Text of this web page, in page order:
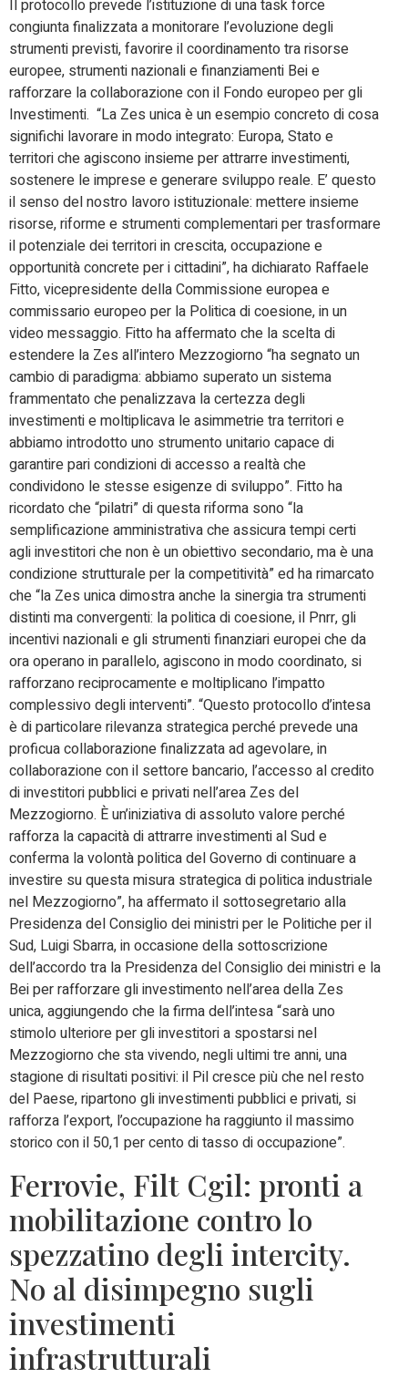
Il protocollo prevede l’istituzione di una task force
congiunta finalizzata a monitorare l’evoluzione degli
strumenti previsti, favorire il coordinamento tra risorse
europee, strumenti nazionali e finanziamenti Bei e
rafforzare la collaborazione con il Fondo europeo per gli
Investimenti. “La Zes unica è un esempio concreto di cosa
significhi lavorare in modo integrato: Europa, Stato e
territori che agiscono insieme per attrarre investimenti,
sostenere le imprese e generare sviluppo reale. E’ questo
il senso del nostro lavoro istituzionale: mettere insieme
risorse, riforme e strumenti complementari per trasformare
il potenziale dei territori in crescita, occupazione e
opportunità concrete per i cittadini”, ha dichiarato Raffaele
Fitto, vicepresidente della Commissione europea e
commissario europeo per la Politica di coesione, in un
video messaggio. Fitto ha affermato che la scelta di
estendere la Zes all’intero Mezzogiorno “ha segnato un
cambio di paradigma: abbiamo superato un sistema
frammentato che penalizzava la certezza degli
investimenti e moltiplicava le asimmetrie tra territori e
abbiamo introdotto uno strumento unitario capace di
garantire pari condizioni di accesso a realtà che
condividono le stesse esigenze di sviluppo”. Fitto ha
ricordato che “pilatri” di questa riforma sono “la
semplificazione amministrativa che assicura tempi certi
agli investitori che non è un obiettivo secondario, ma è una
condizione strutturale per la competitività” ed ha rimarcato
che “la Zes unica dimostra anche la sinergia tra strumenti
distinti ma convergenti: la politica di coesione, il Pnrr, gli
incentivi nazionali e gli strumenti finanziari europei che da
ora operano in parallelo, agiscono in modo coordinato, si
rafforzano reciprocamente e moltiplicano l’impatto
complessivo degli interventi”. “Questo protocollo d’intesa
è di particolare rilevanza strategica perché prevede una
proficua collaborazione finalizzata ad agevolare, in
collaborazione con il settore bancario, l’accesso al credito
di investitori pubblici e privati nell’area Zes del
Mezzogiorno. È un’iniziativa di assoluto valore perché
rafforza la capacità di attrarre investimenti al Sud e
conferma la volontà politica del Governo di continuare a
investire su questa misura strategica di politica industriale
nel Mezzogiorno”, ha affermato il sottosegretario alla
Presidenza del Consiglio dei ministri per le Politiche per il
Sud, Luigi Sbarra, in occasione della sottoscrizione
dell’accordo tra la Presidenza del Consiglio dei ministri e la
Bei per rafforzare gli investimento nell’area della Zes
unica, aggiungendo che la firma dell’intesa “sarà uno
stimolo ulteriore per gli investitori a spostarsi nel
Mezzogiorno che sta vivendo, negli ultimi tre anni, una
stagione di risultati positivi: il Pil cresce più che nel resto
del Paese, ripartono gli investimenti pubblici e privati, si
rafforza l’export, l’occupazione ha raggiunto il massimo
storico con il 50,1 per cento di tasso di occupazione”.
Ferrovie, Filt Cgil: pronti a
mobilitazione contro lo
spezzatino degli intercity.
No al disimpegno sugli
investimenti
infrastrutturali